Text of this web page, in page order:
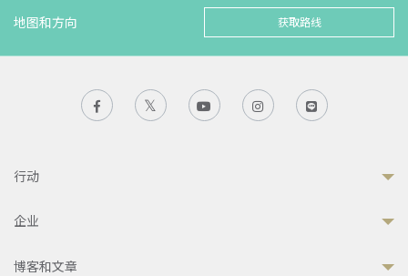
地图和方向 获取路线
行动
企业
博客和文章